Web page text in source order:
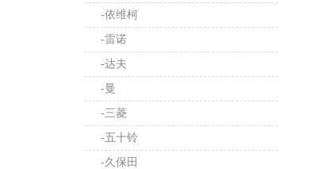
-依维柯
-雷诺
-达夫
-曼
-三菱
-五十铃
-久保田